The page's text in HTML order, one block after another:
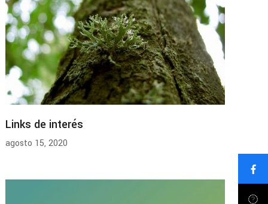
Links de interés
agosto 15, 2020